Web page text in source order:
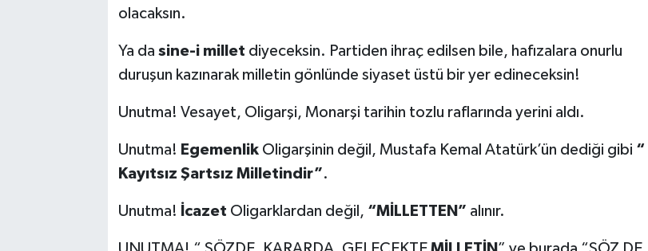
olacaksın.
Ya da sine-i millet diyeceksin. Partiden ihraç edilsen bile, hafızalara onurlu
duruşun kazınarak milletin gönlünde siyaset üstü bir yer edineceksin!
Unutma! Vesayet, Oligarşi, Monarşi tarihin tozlu raflarında yerini aldı.
Unutma! EgemenlikOligarşinin değil, Mustafa Kemal Atatürk’ün dediği gibi “
Kayıtsız Şartsız Milletindir”.
Unutma! İcazet Oligarklardan değil, “MİLLETTEN” alınır.